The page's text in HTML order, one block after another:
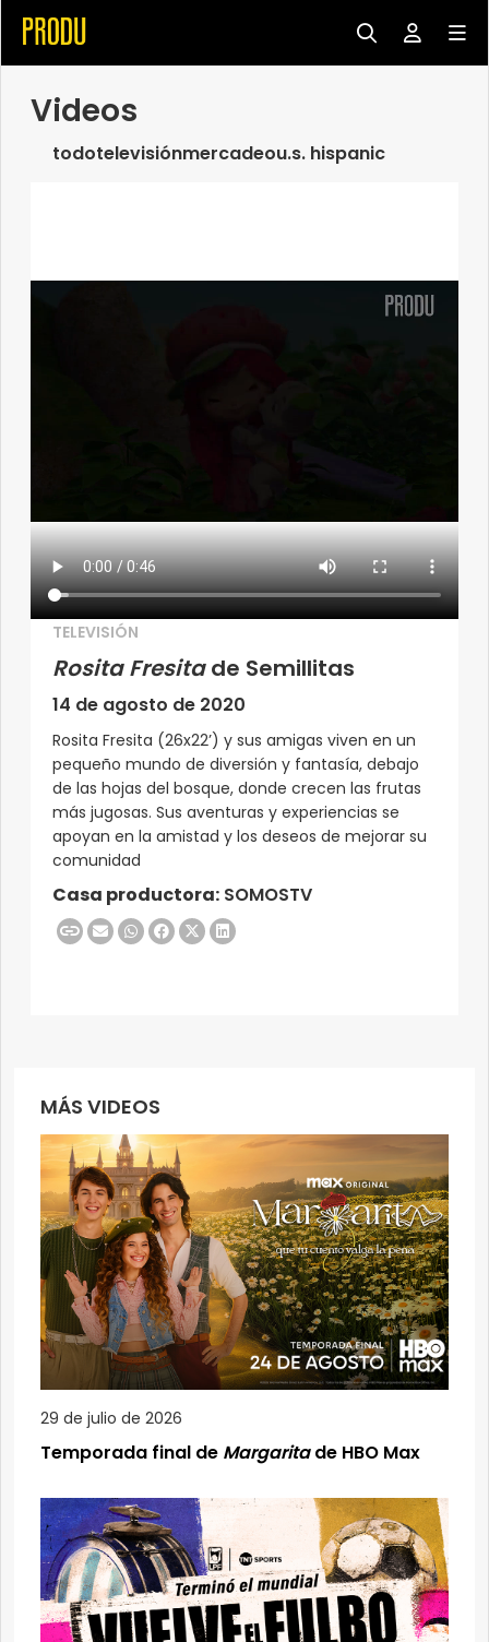
Videos
todotelevisiónmercadeou.s. hispanic
TELEVISIÓN
Rosita Fresitade Semillitas
14 de agosto de 2020
Rosita Fresita (26x22’) y sus amigas viven en un
pequeño mundo de diversión y fantasía, debajo
de las hojas del bosque, donde crecen las frutas
más jugosas. Sus aventuras y experiencias se
apoyan en la amistad y los deseos de mejorar su
comunidad
Casa productora: SOMOSTV
MÁS VIDEOS
29 de julio de 2026
Temporada final de Margaritade HBO Max